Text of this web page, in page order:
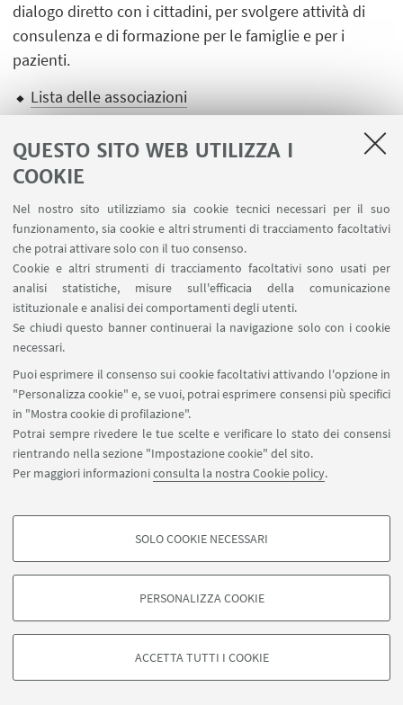
QUESTO SITO WEB UTILIZZA I
COOKIE
Nel nostro sito utilizziamo sia cookie tecnici necessari per il suo
funzionamento, sia cookie e altri strumenti di tracciamento facoltativi
che potrai attivare solo con il tuo consenso.
Cookie e altri strumenti di tracciamento facoltativi sono usati per
analisi statistiche, misure sull'efficacia della comunicazione
istituzionale e analisi dei comportamenti degli utenti.
Se chiudi questo banner continuerai la navigazione solo con i cookie
necessari.
Puoi esprimere il consenso sui cookie facoltativi attivando l'opzione in
"Personalizza cookie" e, se vuoi, potrai esprimere consensi più specifici
in "Mostra cookie di profilazione".
Potrai sempre rivedere le tue scelte e verificare lo stato dei consensi
rientrando nella sezione "Impostazione cookie" del sito.
Per maggiori informazioniconsulta la nostra Cookie policy.
COOKIE DI PROFILAZIONE - FACOLTATIVI
degli utenti, creare profili in base al loro comportamento sul sito, per analisi
di marketing.
Google/Youtube Video
SOLO COOKIE NECESSARI
PERSONALIZZA COOKIE
ACCETTA TUTTI I COOKIE
dialogo diretto con i cittadini, per svolgere attività di
consulenza e di formazione per le famiglie e per i
pazienti.
Lista delle associazioni
LINK UTILI
Ministero dell'Istruzione dell'Università e della Ricerca
Area riservata
Contatti
Carta dei servizi
SEGUI UNIBO SU:
APP:
©Copyright 2026 - ALMA MATER STUDIORUM - Università di
Bologna - Via Zamboni, 33 - 40126 Bologna - PI: 01131710376 - CF:
80007010376
Privacy
Note legali
Informazioni sul sito e accessibilità
Impostazioni Cookie